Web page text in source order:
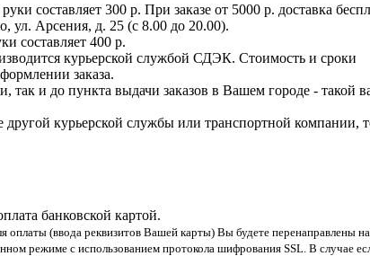
составляет 300 р. При заказе от 5000 р. доставка
ул. Арсения, д. 25 (с 8.00 до 20.00).
составляет 400 р.
курьерской службой СДЭК. Стоимость и сроки
заказа.
так и до пункта выдачи заказов в Вашем городе - такой
курьерской службы или транспортной компании,
банковской картой.
оплаты (ввода реквизитов Вашей карты) Вы будете
режиме с использованием протокола шифрования SSL. В случае